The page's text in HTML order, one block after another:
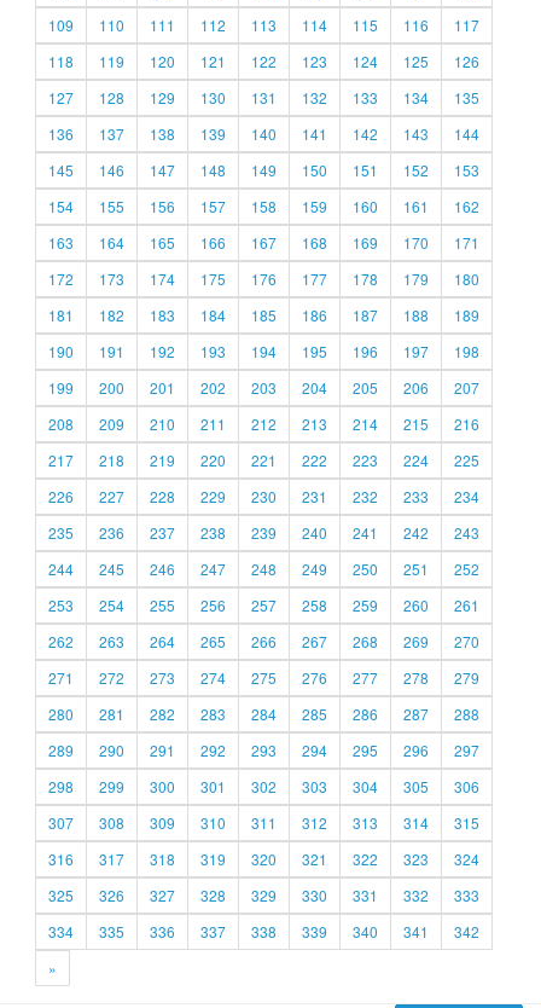
109
110 111 112 113 114 115 116
117
118
119 120 121 122 123 124 125
126
127
128 129 130 131 132 133 134
135
136
137 138 139 140 141 142 143
144
145
146 147 148 149 150 151 152
153
154
155 156 157 158 159 160 161
162
163
164 165 166 167 168 169 170
171
172
173 174 175 176 177 178 179
180
181
182 183 184 185 186 187 188
189
190
191 192 193 194 195 196 197
198
199
200 201 202 203 204 205 206
207
208
209 210 211 212 213 214 215
216
217
218 219 220 221 222 223 224
225
226
227 228 229 230 231 232 233
234
235
236 237 238 239 240 241 242
243
244
245 246 247 248 249 250 251
252
253
254 255 256 257 258 259 260
261
262
263 264 265 266 267 268 269
270
271
272 273 274 275 276 277 278
279
280
281 282 283 284 285 286 287
288
289
290 291 292 293 294 295 296
297
298
299 300 301 302 303 304 305
306
307
308 309 310 311 312 313 314
315
316
317 318 319 320 321 322 323
324
325
326 327 328 329 330 331 332
333
334
335 336 337 338 339 340 341
342
»